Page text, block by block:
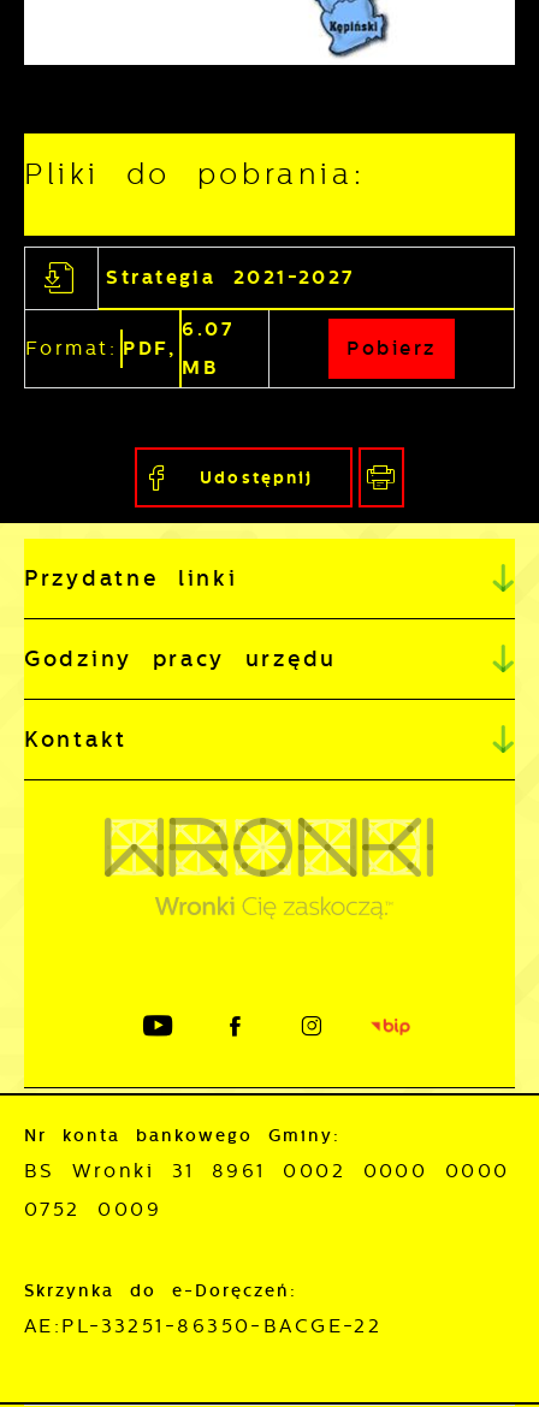
Pliki do pobrania:
Strategia 2021-2027
Format: PDF,
6.07
MB
Pobierz
Udostępnij
Przydatne linki
Godziny pracy urzędu
Kontakt
Nr konta bankowego Gminy:
BS Wronki 31 8961 0002 0000 0000
0752 0009
Skrzynka do e-Doręczeń:
AE:PL-33251-86350-BACGE-22